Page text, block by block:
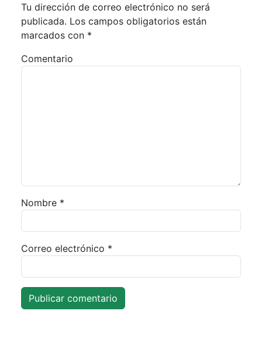
Tu dirección de correo electrónico no será
publicada. Los campos obligatorios están
marcados con *
Comentario
Nombre *
Correo electrónico *